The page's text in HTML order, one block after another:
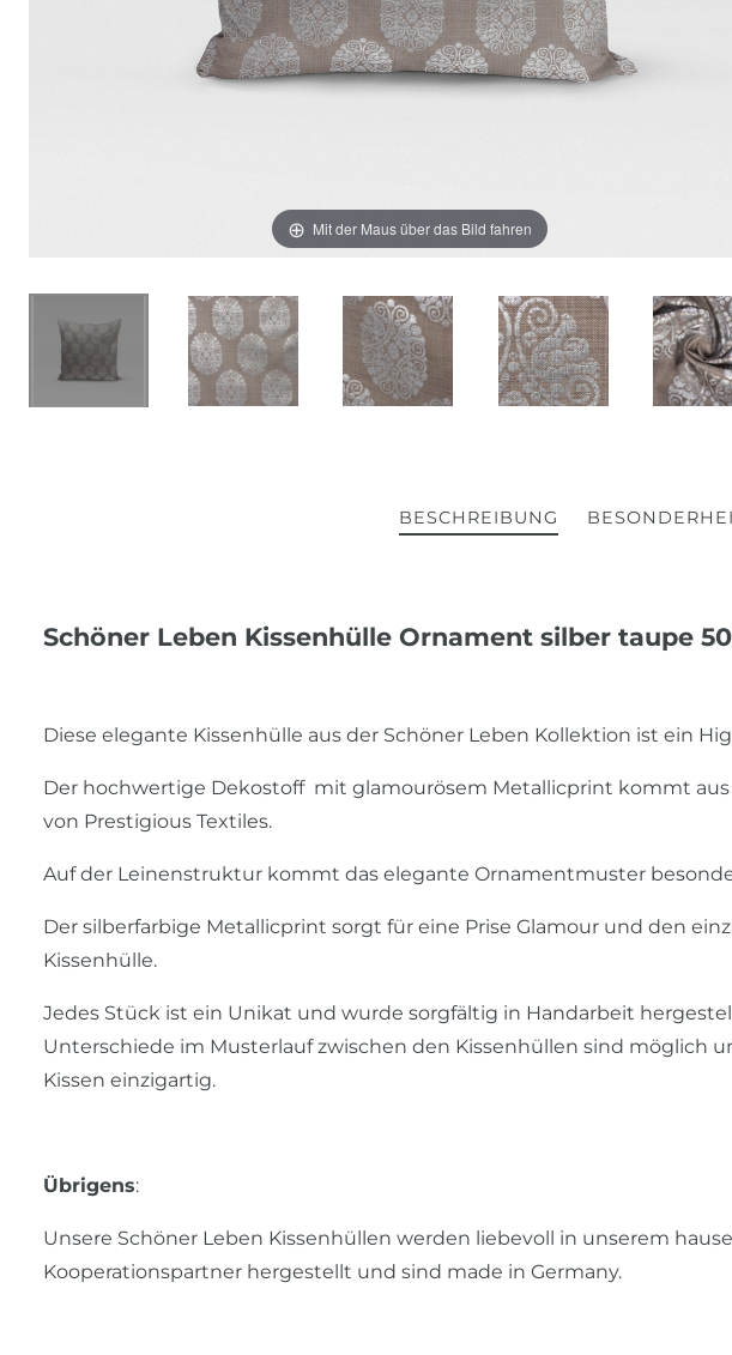
Mit der Maus über das Bild fahren
BESCHREIBUNG
Schöner Leben Kissenhülle Ornament silber taupe
Diese elegante Kissenhülle aus der Schöner Leben Kollektion ist ein
Der hochwertige Dekostoff mit glamourösem Metallicprint kommt
von Prestigious Textiles.
Auf der Leinenstruktur kommt das elegante Ornamentmuster
Der silberfarbige Metallicprint sorgt für eine Prise Glamour und den
Kissenhülle.
Jedes Stück ist ein Unikat und wurde sorgfältig in Handarbeit
Unterschiede im Musterlauf zwischen den Kissenhüllen sind möglich
Kissen einzigartig.
Übrigens:
Unsere Schöner Leben Kissenhüllen werden liebevoll in unserem
Kooperationspartner hergestellt und sind made in Germany.